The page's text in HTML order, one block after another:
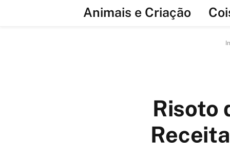
Animais e Criação
Risoto